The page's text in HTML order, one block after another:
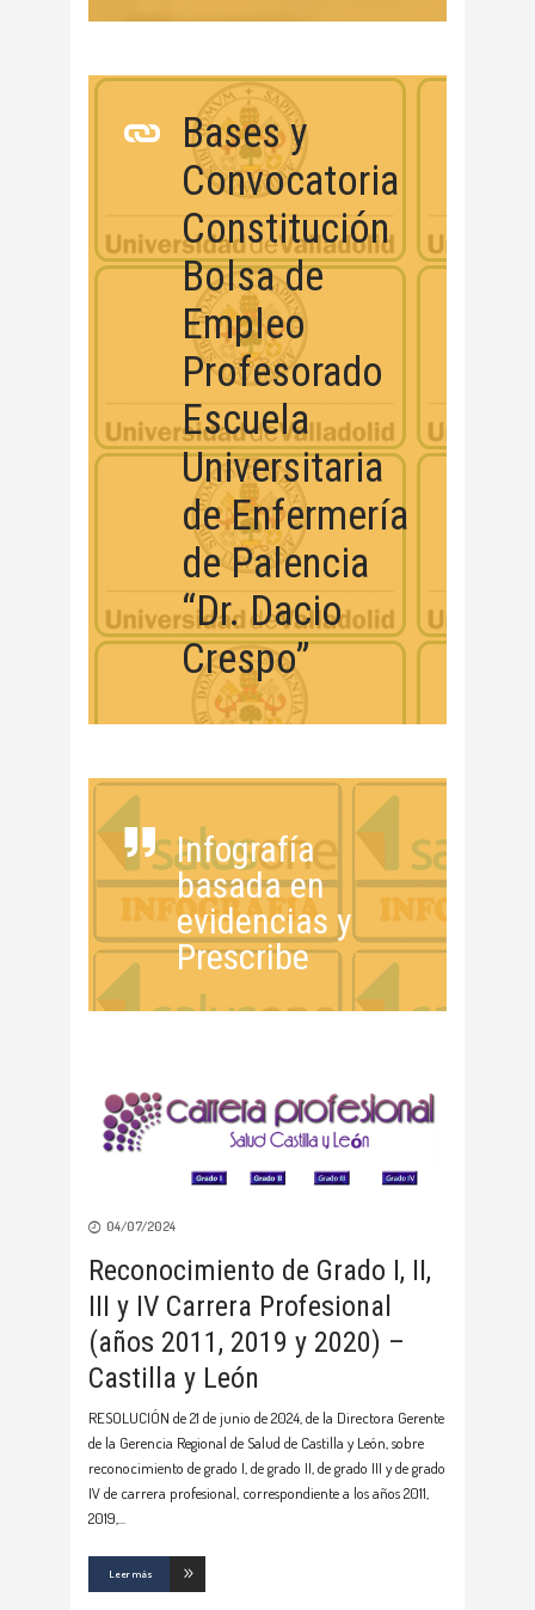
Bases y
Convocatoria
Constitución
Bolsa de
Empleo
Profesorado
Escuela
Universitaria
de Enfermería
de Palencia
“Dr. Dacio
Crespo”
Infografía
basada en
evidencias y
Prescribe
04/07/2024
Reconocimiento de Grado I, II,
III y IV Carrera Profesional
(años 2011, 2019 y 2020) –
Castilla y León
RESOLUCIÓN de 21 de junio de 2024, de la Directora Gerente
de la Gerencia Regional de Salud de Castilla y León, sobre
reconocimiento de grado I, de grado II, de grado III y de grado
IV de carrera profesional, correspondiente a los años 2011,
2019,
Leer más